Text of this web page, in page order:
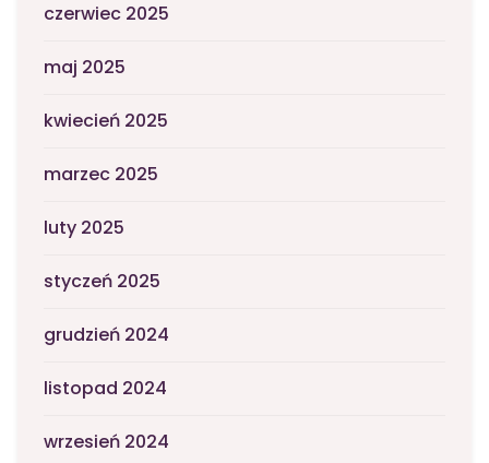
czerwiec 2025
maj 2025
kwiecień 2025
marzec 2025
luty 2025
styczeń 2025
grudzień 2024
listopad 2024
wrzesień 2024